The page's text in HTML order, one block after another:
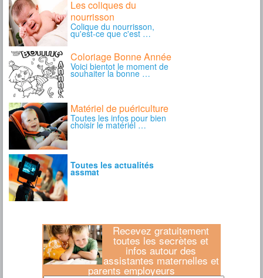
Recevez gratuitement
toutes les secrètes et
infos autour des
assistantes maternelles et
parents employeurs